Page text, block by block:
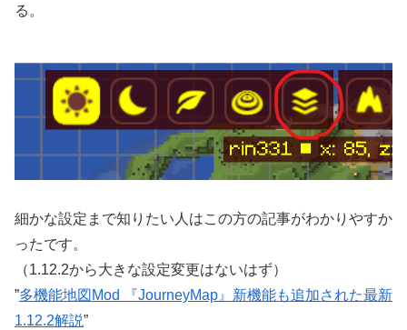
る。
細かな設定まで知りたい人はこの方の記事がわかりやすか
ったです。
（1.12.2から大きな設定変更はないはず）
”多機能地図Mod 『JourneyMap』新機能も追加された最新
1.12.2解説”